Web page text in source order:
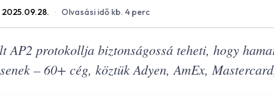
2025.09.28. · Olvasási idő kb. 4 perc
AP2 protokollja biztonságossá teheti, hogy
– 60+ cég, köztük Adyen, AmEx,